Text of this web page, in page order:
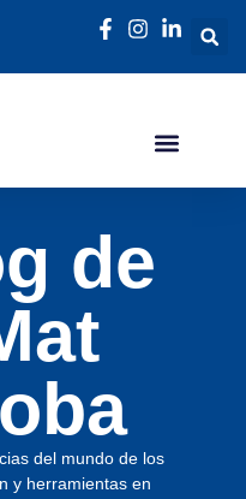
de
del mundo de los
y herramientas en